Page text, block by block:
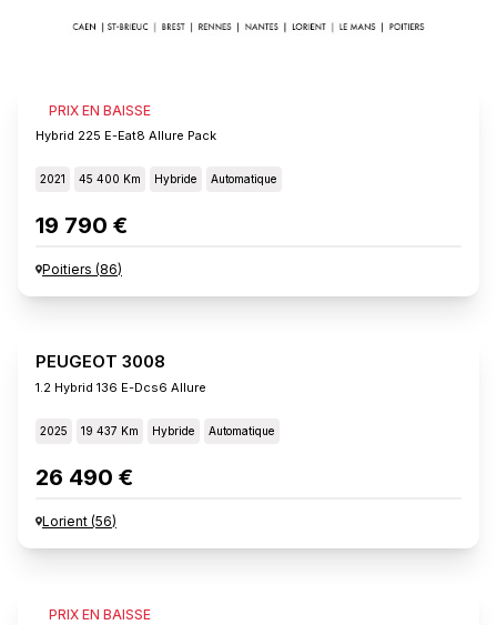
PRIX EN BAISSE
PEUGEOT 3008
Hybrid 225 E-Eat8 Allure Pack
2021 45 400 Km Hybride Automatique
19 790 €
Poitiers (86)
PEUGEOT 3008
1.2 Hybrid 136 E-Dcs6 Allure
2025 19 437 Km Hybride Automatique
26 490 €
Lorient (56)
PRIX EN BAISSE
PEUGEOT 3008